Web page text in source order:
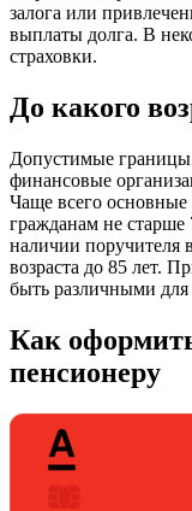
залога или
выплаты долга. В
страховки.
До какого
Допустимые границы
финансовые
Чаще всего
гражданам не старше
наличии
возраста до 85 лет.
быть различными
Как
пенсионеру